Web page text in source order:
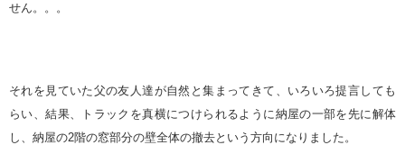
せん。。。
それを見ていた父の友人達が自然と集まってきて、いろいろ提言しても
らい、結果、トラックを真横につけられるように納屋の一部を先に解体
し、納屋の2階の窓部分の壁全体の撤去という方向になりました。